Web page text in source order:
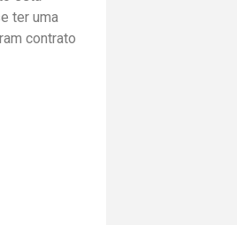
ter uma
contrato